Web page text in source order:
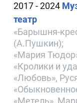
2017 - 2024
театр
«Барышня-
(А.Пушкин);
«Мария
«Кролики и
«Любовь»,
«Метель»,